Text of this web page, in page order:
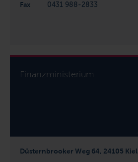
Fax 0431 988-2833
Finanzministerium
Düsternbrooker Weg 64, 24105 Kiel